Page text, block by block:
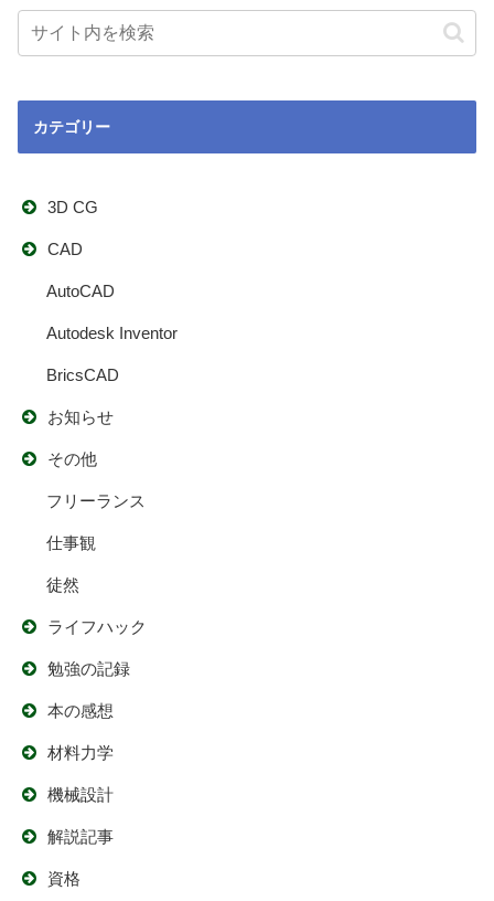
カテゴリー
3D CG
CAD
AutoCAD
Autodesk Inventor
BricsCAD
お知らせ
その他
フリーランス
仕事観
徒然
ライフハック
勉強の記録
本の感想
材料力学
機械設計
解説記事
資格